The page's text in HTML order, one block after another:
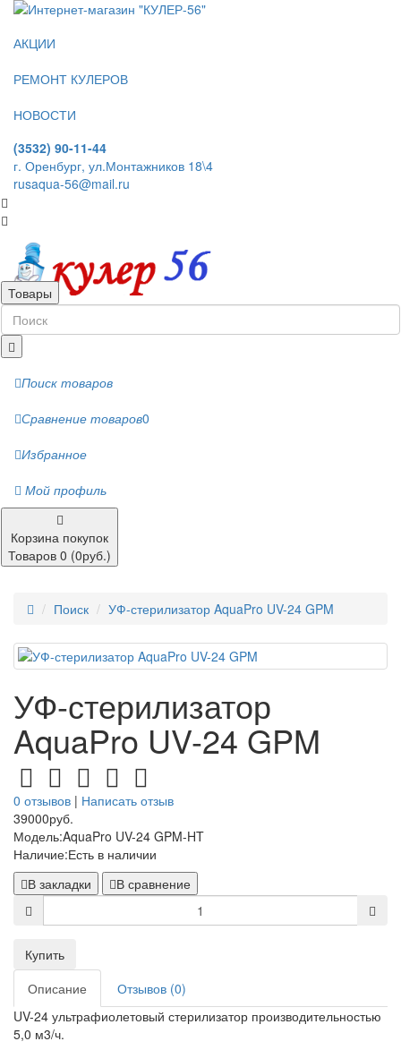
АКЦИИ
РЕМОНТ КУЛЕРОВ
НОВОСТИ
(3532) 90-11-44
г. Оренбург, ул.Монтажников 18\4
rusaqua-56@mail.ru
Товары
Поиск товаров
Сравнение товаров0
Избранное
Мой профиль
Корзина покупок
Товаров 0 (0руб.)
Поиск УФ-стерилизатор AquaPro UV-24 GPM
УФ-стерилизатор
AquaPro UV-24 GPM
0 отзывов | Написать отзыв
39000руб.
Модель:AquaPro UV-24 GPM-HT
Наличие:Есть в наличии
В закладки
В сравнение
Купить
Описание
Отзывов (0)
UV-24 ультрафиолетовый стерилизатор производительностью
5,0 м3/ч.